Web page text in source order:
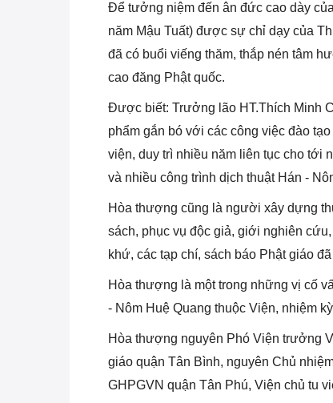
Để tưởng niệm đến ân đức cao dày
năm Mậu Tuất) được sự chỉ dạy của
đã có buổi viếng thăm, thắp nén tâm
cao đăng Phật quốc.
Được biết: Trưởng lão HT.Thích Minh
phẩm gắn bó với các công việc đào
viện, duy trì nhiều năm liên tục cho tới
và nhiều công trình dịch thuật Hán -
Hòa thượng cũng là người xây dựng
sách, phục vụ độc giả, giới nghiên
khứ, các tạp chí, sách báo Phật giáo
Hòa thượng là một trong những vị cố
- Nôm Huệ Quang thuộc Viện, nhiệm
Hòa thượng nguyên Phó Viện trưởng
giáo quận Tân Bình, nguyên Chủ
GHPGVN quận Tân Phú, Viện chủ tu